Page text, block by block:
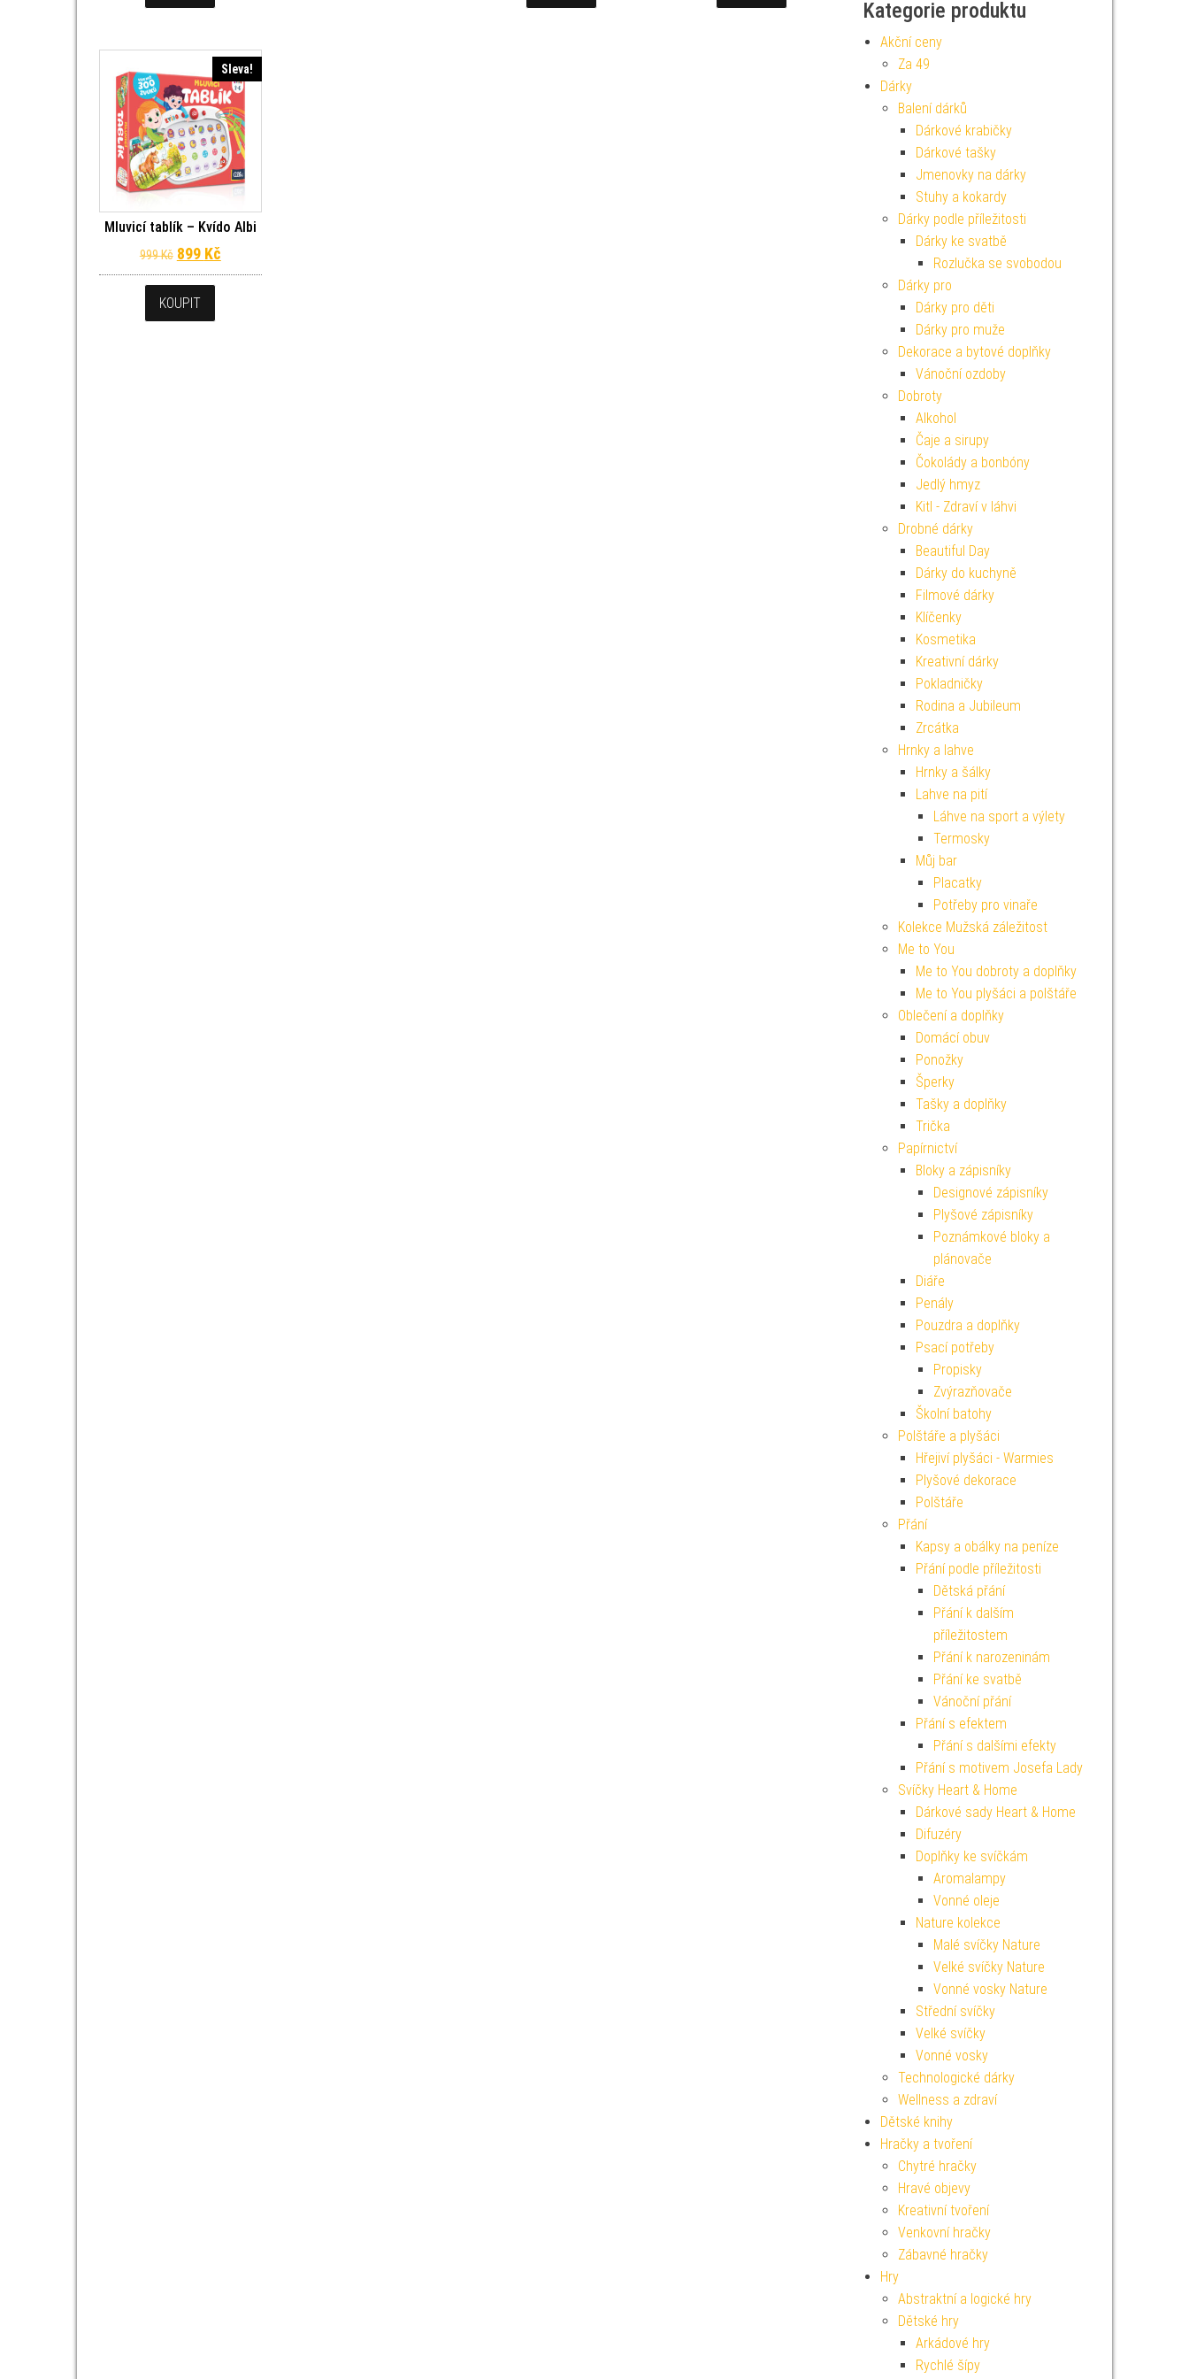
Sleva!
Mluvicí tablík – Kvído Albi
999Kč Původní cena byla: 999 Kč.
899 KčAktuální cena je: 899 Kč.
KOUPIT
Kategorie produktu
Akční ceny
Za 49
Dárky
Balení dárků
Dárkové krabičky
Dárkové tašky
Jmenovky na dárky
Stuhy a kokardy
Dárky podle příležitosti
Dárky ke svatbě
Rozlučka se svobodou
Dárky pro
Dárky pro děti
Dárky pro muže
Dekorace a bytové doplňky
Vánoční ozdoby
Dobroty
Alkohol
Čaje a sirupy
Čokolády a bonbóny
Jedlý hmyz
Kitl - Zdraví v láhvi
Drobné dárky
Beautiful Day
Dárky do kuchyně
Filmové dárky
Klíčenky
Kosmetika
Kreativní dárky
Pokladničky
Rodina a Jubileum
Zrcátka
Hrnky a lahve
Hrnky a šálky
Lahve na pití
Láhve na sport a výlety
Termosky
Můj bar
Placatky
Potřeby pro vinaře
Kolekce Mužská záležitost
Me to You
Me to You dobroty a doplňky
Me to You plyšáci a polštáře
Oblečení a doplňky
Domácí obuv
Ponožky
Šperky
Tašky a doplňky
Trička
Papírnictví
Bloky a zápisníky
Designové zápisníky
Plyšové zápisníky
Poznámkové bloky a
plánovače
Diáře
Penály
Pouzdra a doplňky
Psací potřeby
Propisky
Zvýrazňovače
Školní batohy
Polštáře a plyšáci
Hřejiví plyšáci - Warmies
Plyšové dekorace
Polštáře
Přání
Kapsy a obálky na peníze
Přání podle příležitosti
Dětská přání
Přání k dalším
příležitostem
Přání k narozeninám
Přání ke svatbě
Vánoční přání
Přání s efektem
Přání s dalšími efekty
Přání s motivem Josefa Lady
Svíčky Heart & Home
Dárkové sady Heart & Home
Difuzéry
Doplňky ke svíčkám
Aromalampy
Vonné oleje
Nature kolekce
Malé svíčky Nature
Velké svíčky Nature
Vonné vosky Nature
Střední svíčky
Velké svíčky
Vonné vosky
Technologické dárky
Wellness a zdraví
Dětské knihy
Hračky a tvoření
Chytré hračky
Hravé objevy
Kreativní tvoření
Venkovní hračky
Zábavné hračky
Hry
Abstraktní a logické hry
Dětské hry
Arkádové hry
Rychlé šípy